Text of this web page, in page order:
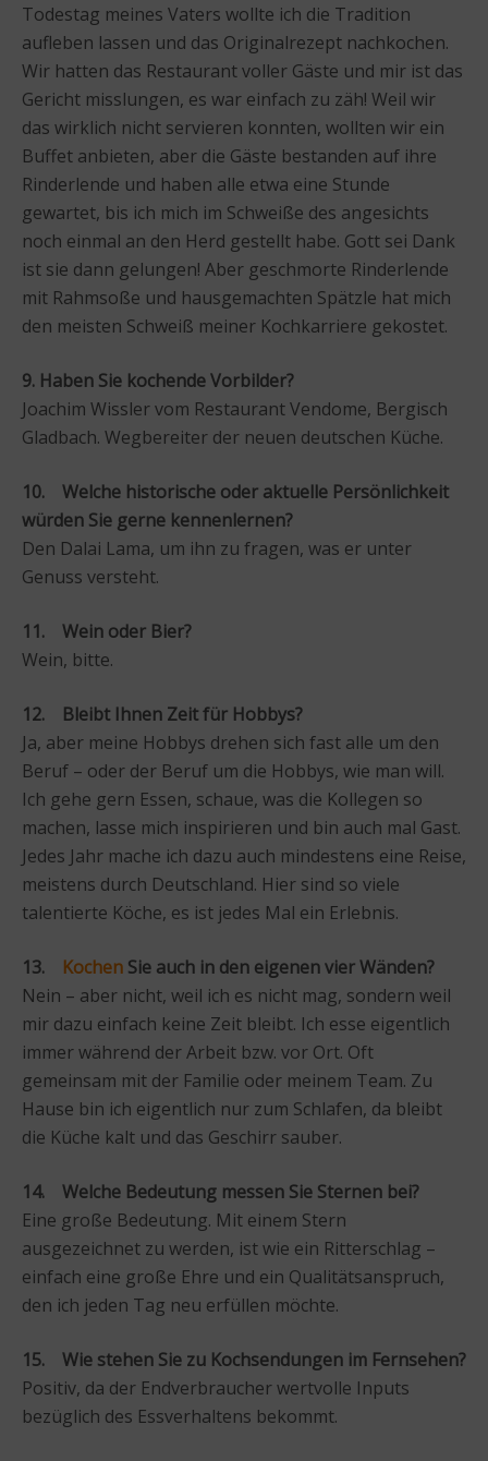
Todestag meines Vaters wollte ich die Tradition
aufleben lassen und das Originalrezept nachkochen.
Wir hatten das Restaurant voller Gäste und mir ist das
Gericht misslungen, es war einfach zu zäh! Weil wir
das wirklich nicht servieren konnten, wollten wir ein
Buffet anbieten, aber die Gäste bestanden auf ihre
Rinderlende und haben alle etwa eine Stunde
gewartet, bis ich mich im Schweiße des angesichts
noch einmal an den Herd gestellt habe. Gott sei Dank
ist sie dann gelungen! Aber geschmorte Rinderlende
mit Rahmsoße und hausgemachten Spätzle hat mich
den meisten Schweiß meiner Kochkarriere gekostet.
9. Haben Sie kochende Vorbilder?
Joachim Wissler vom Restaurant Vendome, Bergisch
Gladbach. Wegbereiter der neuen deutschen Küche.
10. Welche historische oder aktuelle Persönlichkeit
würden Sie gerne kennenlernen?
Den Dalai Lama, um ihn zu fragen, was er unter
Genuss versteht.
11. Wein oder Bier?
Wein, bitte.
12. Bleibt Ihnen Zeit für Hobbys?
Ja, aber meine Hobbys drehen sich fast alle um den
Beruf – oder der Beruf um die Hobbys, wie man will.
Ich gehe gern Essen, schaue, was die Kollegen so
machen, lasse mich inspirieren und bin auch mal Gast.
Jedes Jahr mache ich dazu auch mindestens eine Reise,
meistens durch Deutschland. Hier sind so viele
talentierte Köche, es ist jedes Mal ein Erlebnis.
13. Kochen Sie auch in den eigenen vier Wänden?
Nein – aber nicht, weil ich es nicht mag, sondern weil
mir dazu einfach keine Zeit bleibt. Ich esse eigentlich
immer während der Arbeit bzw. vor Ort. Oft
gemeinsam mit der Familie oder meinem Team. Zu
Hause bin ich eigentlich nur zum Schlafen, da bleibt
die Küche kalt und das Geschirr sauber.
14. Welche Bedeutung messen Sie Sternen bei?
Eine große Bedeutung. Mit einem Stern
ausgezeichnet zu werden, ist wie ein Ritterschlag –
einfach eine große Ehre und ein Qualitätsanspruch,
den ich jeden Tag neu erfüllen möchte.
15. Wie stehen Sie zu Kochsendungen im Fernsehen?
Positiv, da der Endverbraucher wertvolle Inputs
bezüglich des Essverhaltens bekommt.